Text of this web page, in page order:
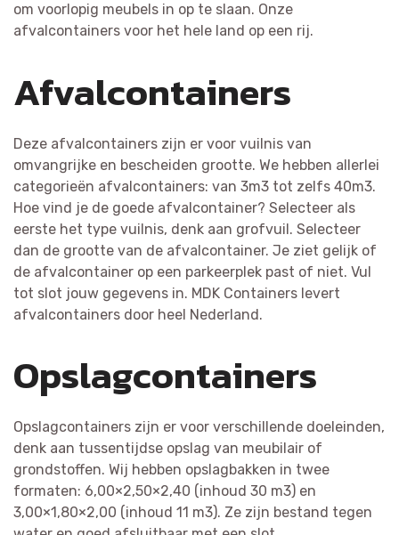
om voorlopig meubels in op te slaan. Onze
afvalcontainers voor het hele land op een rij.
Afvalcontainers
Deze afvalcontainers zijn er voor vuilnis van
omvangrijke en bescheiden grootte. We hebben allerlei
categorieën afvalcontainers: van 3m3 tot zelfs 40m3.
Hoe vind je de goede afvalcontainer? Selecteer als
eerste het type vuilnis, denk aan grofvuil. Selecteer
dan de grootte van de afvalcontainer. Je ziet gelijk of
de afvalcontainer op een parkeerplek past of niet. Vul
tot slot jouw gegevens in. MDK Containers levert
afvalcontainers door heel Nederland.
Opslagcontainers
Opslagcontainers zijn er voor verschillende doeleinden,
denk aan tussentijdse opslag van meubilair of
grondstoffen. Wij hebben opslagbakken in twee
formaten: 6,00×2,50×2,40 (inhoud 30 m3) en
3,00×1,80×2,00 (inhoud 11 m3). Ze zijn bestand tegen